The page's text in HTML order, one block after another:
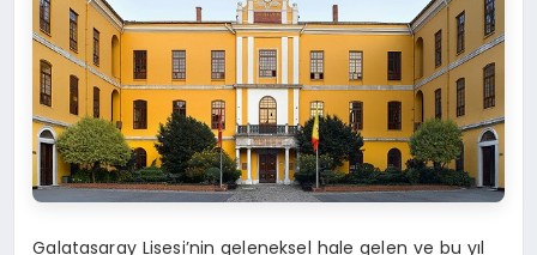
Galatasaray Lisesi’nin geleneksel hale gelen ve bu yıl